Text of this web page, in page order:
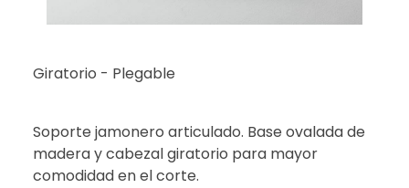
Giratorio - Plegable
Soporte jamonero articulado. Base ovalada de
madera y cabezal giratorio para mayor
comodidad en el corte.